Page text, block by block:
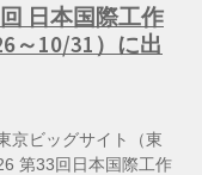
日本国際工作
～10/31）に出
京ビッグサイト（東
第33回日本国際工作